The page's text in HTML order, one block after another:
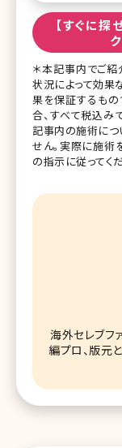
鼻翼縮小術は、
て縮小し、小鼻
術です。この
が、全ての鼻に
【すぐに
＊本記事内でご
状況によって効果
果を保証するもの
合、すべて税込み
記事内の施術につ
せん。実際に施術
の指示に従ってく
海外セレブフ
編プロ、版元